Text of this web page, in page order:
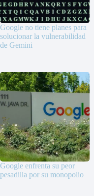
Google no tiene planes para
solucionar la vulnerabilidad
de Gemini
Google enfrenta su peor
pesadilla por su monopolio